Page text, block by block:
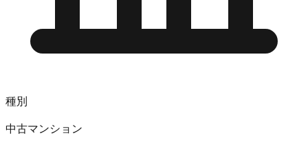
種別
中古マンション